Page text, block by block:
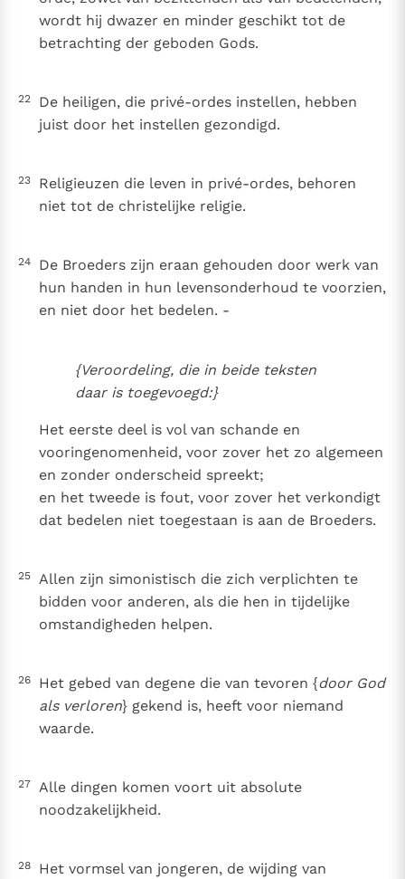
wordt hij dwazer en minder geschikt tot de
betrachting der geboden Gods.
22
De heiligen, die privé-ordes instellen, hebben
juist door het instellen gezondigd.
23
Religieuzen die leven in privé-ordes, behoren
niet tot de christelijke religie.
24
De Broeders zijn eraan gehouden door werk van
hun handen in hun levensonderhoud te voorzien,
en niet door het bedelen. -
{Veroordeling, die in beide teksten
daar is toegevoegd:}
Het eerste deel is vol van schande en
vooringenomenheid, voor zover het zo algemeen
en zonder onderscheid spreekt;
en het tweede is fout, voor zover het verkondigt
dat bedelen niet toegestaan is aan de Broeders.
25
Allen zijn simonistisch die zich verplichten te
bidden voor anderen, als die hen in tijdelijke
omstandigheden helpen.
26 Het gebed van degene die van tevoren {door God
als verloren} gekend is, heeft voor niemand
waarde.
27
Alle dingen komen voort uit absolute
noodzakelijkheid.
28
Het vormsel van jongeren, de wijding van